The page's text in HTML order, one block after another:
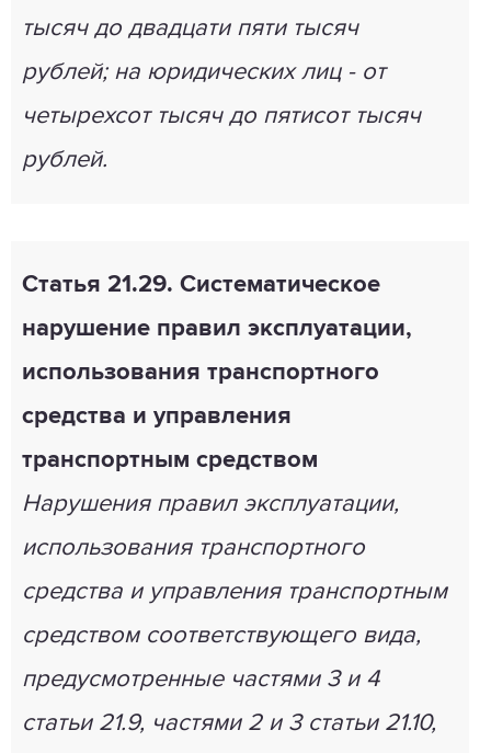
тысяч до двадцати пяти тысяч
рублей; на юридических лиц - от
четырехсот тысяч до пятисот тысяч
рублей.
Статья 21.29. Систематическое
нарушение правил эксплуатации,
использования транспортного
средства и управления
транспортным средством
Нарушения правил эксплуатации,
использования транспортного
средства и управления транспортным
средством соответствующего вида,
предусмотренные частями 3 и 4
статьи 21.9, частями 2 и 3 статьи 21.10,